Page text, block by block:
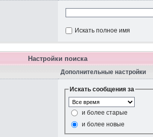
Искать полное имя
Настройки поиска
Дополнительные настройки
Искать сообщения за
и более старые
и более новые